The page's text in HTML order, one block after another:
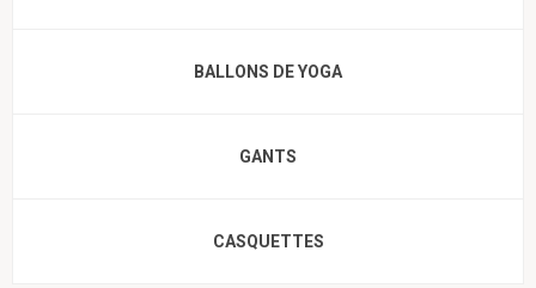
BALLONS DE YOGA
GANTS
CASQUETTES